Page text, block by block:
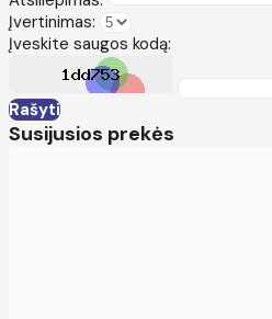
Įvertinimas:
Įveskite saugos kodą:
Rašyti
Susijusios prekės